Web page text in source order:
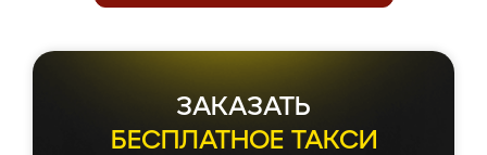
ЗАКАЗАТЬ
БЕСПЛАТНОЕ ТАКСИ